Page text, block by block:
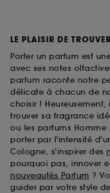
LE PLAISIR DE
Porter un parfum est
avec ses notes
parfum raconte notre
délicate à chacun de
choisir !
trouver sa fragrance
ou les parfums Homme
porter par l'intensité
Cologne, s'inspirer des
pourquoi pas, innover
nouveautés Parfum ?
guider par votre style